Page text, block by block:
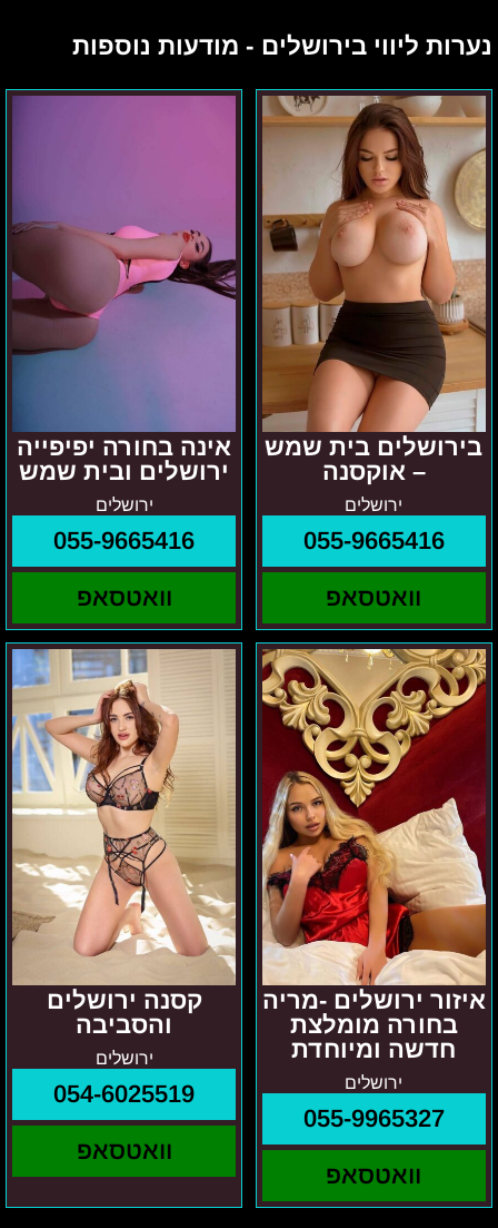
נערות ליווי בירושלים - מודעות נוספות
בירושלים בית שמש
– אוקסנה
ירושלים
055-9665416
וואטסאפ
בירושלים
בית
שמש
–
אוקסנה
אינה בחורה יפיפייה
ירושלים ובית שמש
ירושלים
055-9665416
וואטסאפ
אינה
איזור ירושלים -מריה
בחורה מומלצת
חדשה ומיוחדת
ירושלים
055-9965327
וואטסאפ
איזור
ירושלים
-
מריה
בחורה
מומלצת
חדשה
ומיוחדת
קסנה ירושלים
והסביבה
ירושלים
054-6025519
וואטסאפ
קסנה
ירושלים
והסביבה